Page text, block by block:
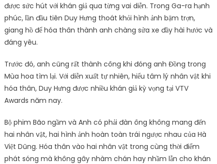
được sức hút với khán giả qua từng vai diễn. Trong Ga-ra hạnh
phúc, lần đầu tiên Duy Hưng thoát khỏi hình ảnh bặm trợn,
giang hồ để hóa thân thành anh chàng sửa xe đầy hài hước và
đáng yêu.
Trước đó, anh cũng rất thành công khi đóng anh Đồng trong
Mùa hoa tìm lại. Với diễn xuất tự nhiên, hiểu tâm lý nhân vật khi
hóa thân, Duy Hưng được nhiều khán giả kỳ vọng tại VTV
Awards năm nay.
Bộ phim Bão ngầm và Anh có phải đàn ông không mang đến
hai nhân vật, hai hình ảnh hoàn toàn trái ngược nhau của Hà
Việt Dũng. Hóa thân vào hai nhân vật trong cùng thời điểm
phát sóng mà không gây nhàm chán hay nhầm lẫn cho khán